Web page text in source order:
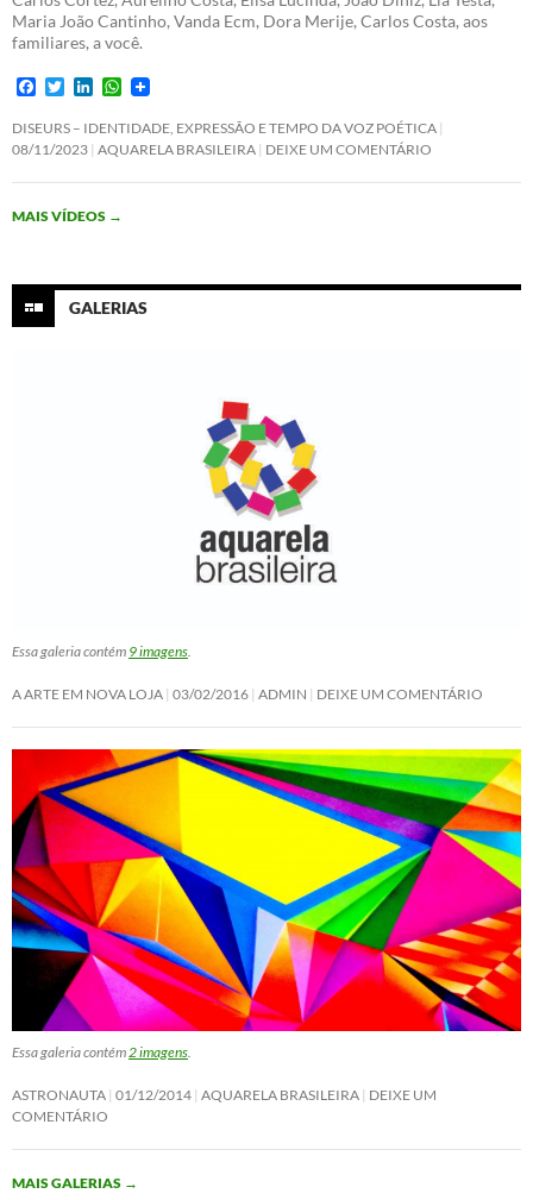
Maria João Cantinho, Vanda Ecm, Dora Merije, Carlos Costa, aos
familiares, a você.
F
c
e
b
o
k
T
i
t
t
e
n
k
e
d
n
W
a
t
s
A
DISEURS – IDENTIDADE, EXPRESSÃO E TEMPO DA VOZ POÉTICA
08/11/2023 AQUARELA BRASILEIRA DEIXE UM COMENTÁRIO
MAIS VÍDEOS →
GALERIAS
Essa galeria contém 9 imagens
A ARTE EM NOVA LOJA 03/02/2016 ADMIN DEIXE UM COMENTÁRIO
Essa galeria contém 2 imagens
ASTRONAUTA 01/12/2014 AQUARELA BRASILEIRA DEIXE UM
COMENTÁRIO
MAIS GALERIAS →